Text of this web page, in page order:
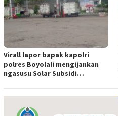
Virall lapor bapak kapolri
polres Boyolali mengijankan
ngasusu Solar Subsidi
polres Boyolali tutup mata